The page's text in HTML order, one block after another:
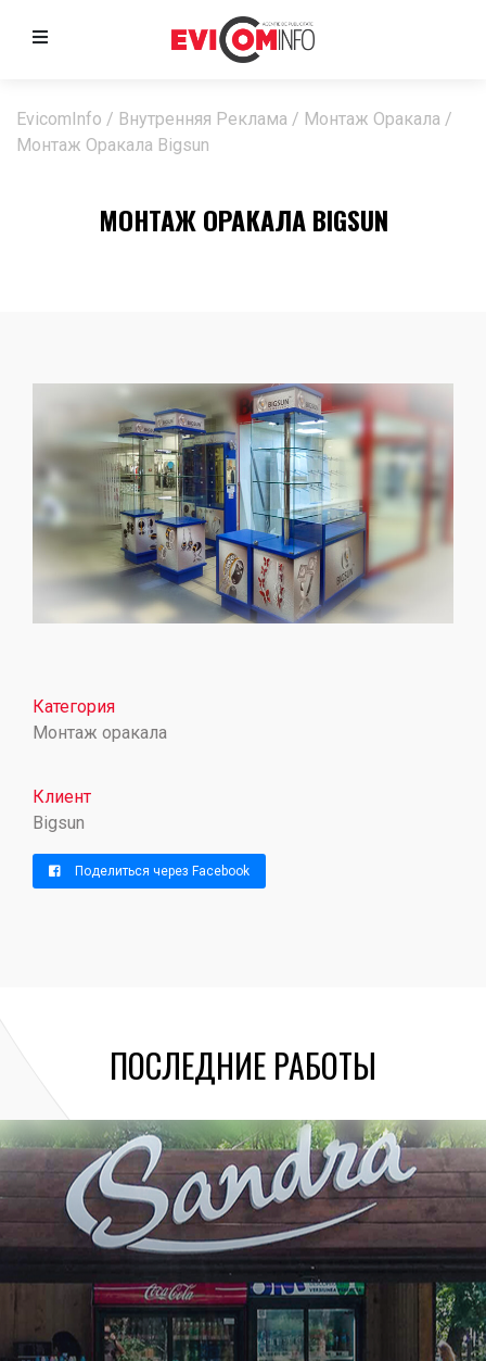
EvicomInfo / Внутренняя Реклама / Монтаж Оракала /
Монтаж Оракала Bigsun
МОНТАЖ ОРАКАЛА BIGSUN
Категория
Монтаж оракала
Клиент
Bigsun
Поделиться через Facebook
ПОСЛЕДНИЕ РАБОТЫ